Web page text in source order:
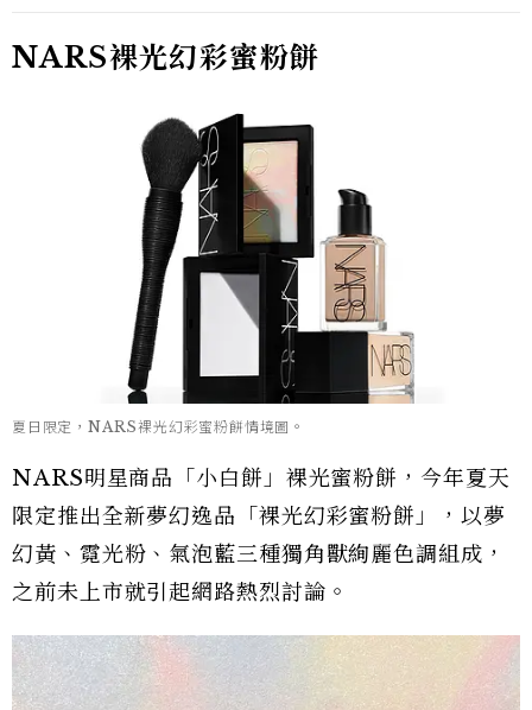
NARS裸光幻彩蜜粉餅
夏日限定，NARS裸光幻彩蜜粉餅情境圖。
NARS明星商品「小白餅」裸光蜜粉餅，今年夏天
限定推出全新夢幻逸品「裸光幻彩蜜粉餅」，以夢
幻黃、霓光粉、氣泡藍三種獨角獸絢麗色調組成，
之前未上市就引起網路熱烈討論。